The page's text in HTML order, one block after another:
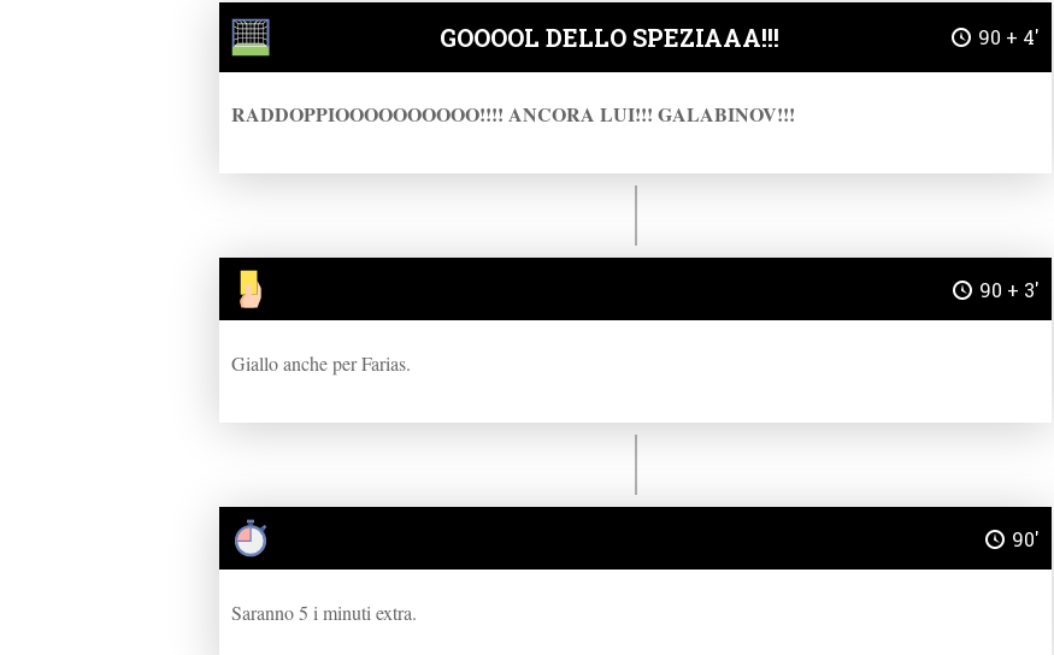
GOOOOL DELLO SPEZIAAA!!! 90 + 4'
RADDOPPIOOOOOOOOOO!!!! ANCORA LUI!!! GALABINOV!!!
90 + 3'
Giallo anche per Farias.
90'
Saranno 5 i minuti extra.